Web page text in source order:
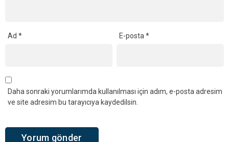
Ad * E-posta*
Daha sonraki yorumlarımda kullanılması için adım, e-posta adresim
ve site adresim bu tarayıcıya kaydedilsin.